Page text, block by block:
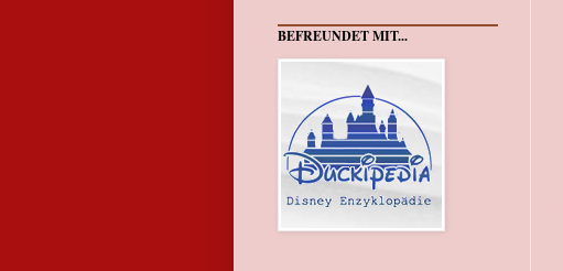
BEFREUNDET MIT...